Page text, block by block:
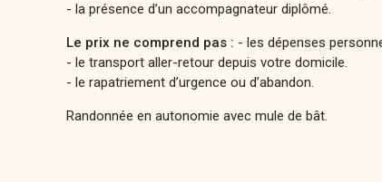
- la présence d’un accompagnateur diplômé.
Le prix ne comprend pas : - les dépenses
- le transport aller-retour depuis votre domicile.
- le rapatriement d’urgence ou d’abandon.
Randonnée en autonomie avec mule de bât.